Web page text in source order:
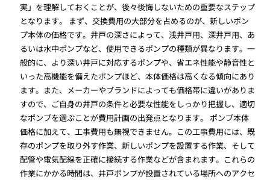
実」を理解しておくことが、後々後悔しないための重要なステップ
となります。 まず、交換費用の大部分を占めるのが、新しいポン
プ本体の価格です。井戸の深さによって、浅井戸用、深井戸用、あ
るいは水中ポンプなど、使用できるポンプの種類が異なります。一
般的に、より深い井戸に対応するポンプや、省エネ性能や静音性と
いった高機能を備えたポンプほど、本体価格は高くなる傾向にあり
ます。また、メーカーやブランドによっても価格帯に違いがありま
すので、ご自身の井戸の条件と必要な性能をしっかり把握し、適切
なポンプを選ぶことが費用計画の出発点となります。 ポンプ本体
価格に加えて、工事費用も無視できません。この工事費用には、既
存のポンプを取り外す作業、新しいポンプを設置する作業、そして
配管や電気配線を正確に接続する作業などが含まれます。これらの
作業にかかる時間は、井戸ポンプが設置されている場所へのアクセ